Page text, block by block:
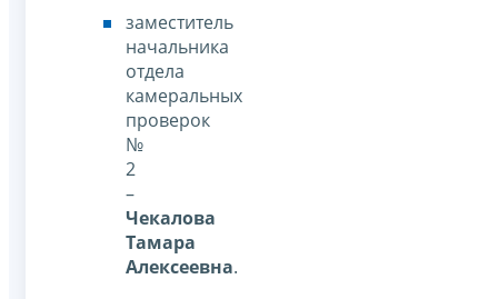
заместитель
начальника
отдела
камеральных
проверок
№
2
–
Чекалова
Тамара
Алексеевна.